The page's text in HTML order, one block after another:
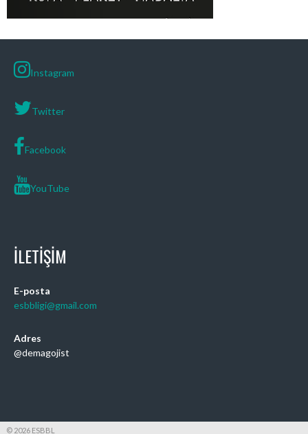
Instagram
Twitter
Facebook
YouTube
İLETIŞIM
E-posta
esbbligi@gmail.com
Adres
@demagojist
© 2026 ESBBL